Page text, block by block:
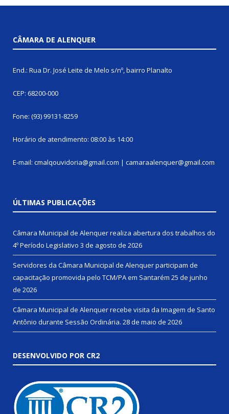
CÂMARA DE ALENQUER
End.: Rua Dr. José Leite de Melo s/nº, bairro Planalto
CEP: 68200-000
Fone: (93) 99131-8259
Horário de atendimento: 08:00 às 14:00
E-mail: cmalqouvidoria@gmail.com | camaraalenquer@gmail.com
ÚLTIMAS PUBLICAÇÕES
Câmara Municipal de Alenquer realiza abertura dos trabalhos do
4º Período Legislativo 3 de agosto de 2026
Servidores da Câmara Municipal de Alenquer participam de
capacitação promovida pelo TCM/PA em Santarém 25 de junho
de 2026
Câmara Municipal de Alenquer recebe visita da Imagem de Santo
Antônio durante Sessão Ordinária. 28 de maio de 2026
DESENVOLVIDO POR CR2